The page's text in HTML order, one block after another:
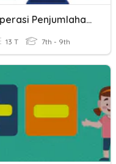
Operasi Penjumlahan Dan Pengurangan Aljabar
13 T 7th - 9th